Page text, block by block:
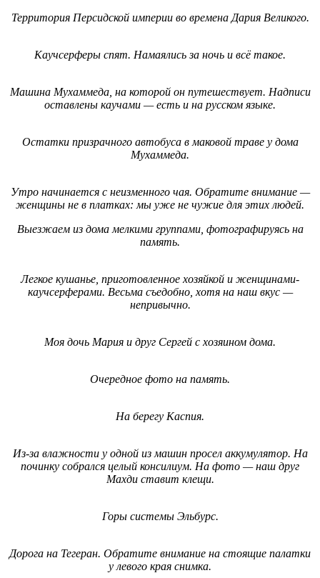
Территория Персидской империи во времена Дария Великого.
Каучсерферы спят. Намаялись за ночь и всё такое.
Машина Мухаммеда, на которой он путешествует. Надписи
оставлены каучами — есть и на русском языке.
Остатки призрачного автобуса в маковой траве у дома
Мухаммеда.
Утро начинается с неизменного чая. Обратите внимание —
женщины не в платках: мы уже не чужие для этих людей.
Выезжаем из дома мелкими группами, фотографируясь на
память.
Легкое кушанье, приготовленное хозяйкой и женщинами-
каучсерферами. Весьма съедобно, хотя на наш вкус —
непривычно.
Моя дочь Мария и друг Сергей с хозяином дома.
Очередное фото на память.
На берегу Каспия.
Из-за влажности у одной из машин просел аккумулятор. На
починку собрался целый консилиум. На фото — наш друг
Махди ставит клещи.
Горы системы Эльбурс.
Дорога на Тегеран. Обратите внимание на стоящие палатки
у левого края снимка.